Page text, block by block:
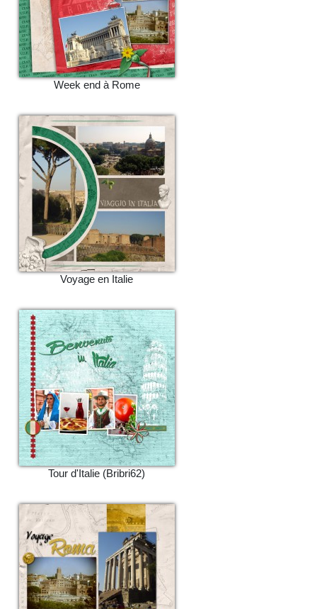
Week end à Rome
Voyage en Italie
Tour d'Italie (Bribri62)